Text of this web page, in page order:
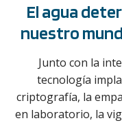
El agua
nuestro
Junto con la
tecnología
criptografía, la
en laboratorio, la